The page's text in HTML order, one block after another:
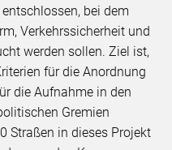
bei dem
Verkehrssicherheit und
werden sollen. Ziel ist,
für die Anordnung
die Aufnahme in den
Gremien
Straßen in dieses Projekt